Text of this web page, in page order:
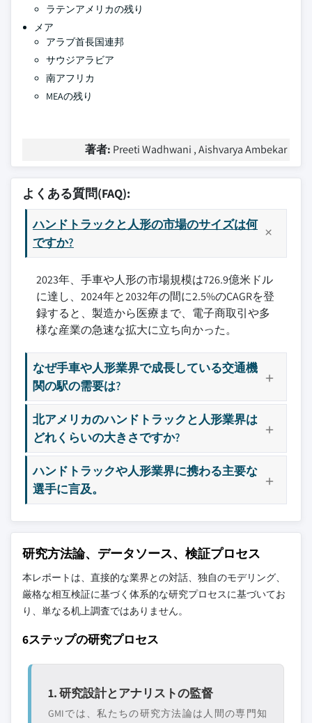
ラテンアメリカの残り
メア
アラブ首長国連邦
サウジアラビア
南アフリカ
MEAの残り
著者: Preeti Wadhwani , Aishvarya Ambekar
よくある質問(FAQ):
ハンドトラックと人形の市場のサイズは何
ですか?
2023年、手車や人形の市場規模は726.9億米ドル
に達し、2024年と2032年の間に2.5%のCAGRを登
録すると、製造から医療まで、電子商取引や多
様な産業の急速な拡大に立ち向かった。
なぜ手車や人形業界で成長している交通機
関の駅の需要は?
北アメリカのハンドトラックと人形業界は
どれくらいの大きさですか?
ハンドトラックや人形業界に携わる主要な
選手に言及。
研究方法論、データソース、検証プロセス
本レポートは、直接的な業界との対話、独自のモデリング、
厳格な相互検証に基づく体系的な研究プロセスに基づいてお
り、単なる机上調査ではありません。
6ステップの研究プロセス
1. 研究設計とアナリストの監督
GMIでは、私たちの研究方法論は人間の専門知